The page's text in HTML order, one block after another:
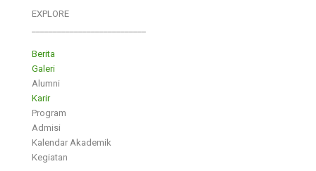
EXPLORE
Berita
Galeri
Alumni
Karir
Program
Admisi
Kalendar Akademik
Kegiatan